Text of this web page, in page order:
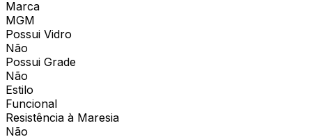
Marca
MGM
Possui Vidro
Não
Possui Grade
Não
Estilo
Funcional
Resistência à Maresia
Não